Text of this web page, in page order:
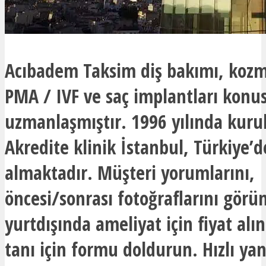
Acıbadem Taksim diş bakımı,
PMA / IVF ve saç implantları
uzmanlaşmıştır. 1996 yılında
Akredite klinik İstanbul,
almaktadır. Müşteri yorumlarını,
öncesi/sonrası fotoğraflarını
yurtdışında ameliyat için fiyat
tanı için formu doldurun. Hızlı